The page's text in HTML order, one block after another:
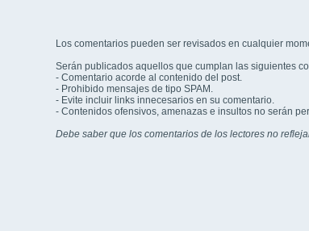
Los comentarios pueden ser revisados en cualquier
Serán publicados aquellos que cumplan las siguientes
- Comentario acorde al contenido del post.
- Prohibido mensajes de tipo SPAM.
- Evite incluir links innecesarios en su comentario.
- Contenidos ofensivos, amenazas e insultos no serán
Debe saber que los comentarios de los lectores no